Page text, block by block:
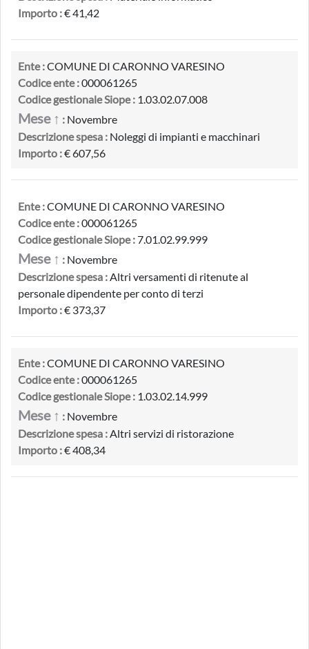
Importo :€ 41,42
Ente :COMUNE DI CARONNO VARESINO
Codice ente :000061265
Codice gestionale Siope : 1.03.02.07.008
Mese ↑ : Novembre
Descrizione spesa : Noleggi di impianti e macchinari
Importo :€ 607,56
Ente :COMUNE DI CARONNO VARESINO
Codice ente :000061265
Codice gestionale Siope :7.01.02.99.999
Mese ↑ : Novembre
Descrizione spesa :Altri versamenti di ritenute al
personale dipendente per conto di terzi
Importo :€ 373,37
Ente :COMUNE DI CARONNO VARESINO
Codice ente :000061265
Codice gestionale Siope : 1.03.02.14.999
Mese ↑ : Novembre
Descrizione spesa :Altri servizi di ristorazione
Importo :€ 408,34